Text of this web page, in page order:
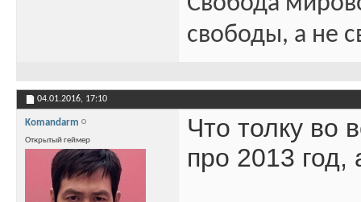
свободы, а не
04.01.2016, 17:10
Komandarm
Открытый геймер
Что толку во
про 2013 год,